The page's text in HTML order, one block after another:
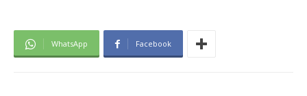
WhatsApp Facebook